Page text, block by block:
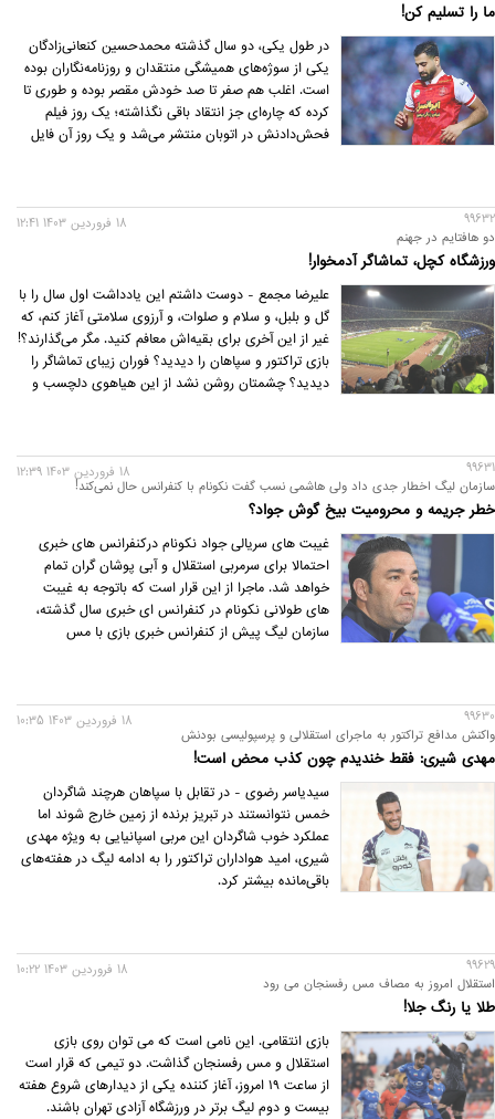
ما را تسلیم کن!
در طول یکی، دو سال گذشته محمد‌حسین کنعانی‌زادگان
یکی از سوژه‌های همیشگی منتقدان و روزنامه‌نگاران بوده
است. اغلب هم صفر تا صد خودش مقصر بوده و طوری تا
کرده که چاره‌ای جز انتقاد باقی نگذاشته؛ یک روز فیلم
فحش‌دادنش در اتوبان منتشر می‌شد و یک روز آن فایل
کنعانی کمی تغییر رویه داده؛ در زمین نرمال‌تر است و
99632
دو هافتایم در جهنم
ورزشگاه کچل، تماشاگر آدمخوار!
18 فروردين 1403 12:41
علیرضا مجمع - دوست داشتم این یادداشت اول سال را با
گل و بلبل، و سلام و صلوات، و آرزوی سلامتی آغاز کنم، که
غیر از این آخری برای بقیه‌اش معافم کنید. مگر می‌گذارند؟!
بازی تراکتور و سپاهان را دیدید؟ فوران زیبای تماشاگر را
دیدید؟ چشمتان روشن نشد از این هیاهوی دلچسب و
99631
سازمان لیگ اخطار جدی داد ولی هاشمی نسب گفت نکونام با کنفرانس حال نمی‌کند!
خطر جریمه و محرومیت بیخ گوش جواد؟
18 فروردين 1403 12:39
غیبت های سریالی جواد نکونام درکنفرانس های خبری
احتمالا برای سرمربی استقلال و آبی پوشان گران تمام
خواهد شد. ماجرا از این قرار است که باتوجه به غیبت
های طولانی نکونام در کنفرانس ای خبری سال گذشته،
سازمان لیگ پیش از کنفرانس خبری بازی با مس
جریمه و محرومیت مواجه خواهد شد.
99630
واکنش مدافع تراکتور به ماجرای استقلالی و پرسپولیسی بودنش
مهدی شیری: فقط خندیدم چون کذب محض است!
18 فروردين 1403 10:35
سیدیاسر رضوی - در تقابل با سپاهان هرچند شاگردان
خمس نتوانستند در تبریز برنده از زمین خارج شوند اما
عملکرد خوب شاگردان این مربی اسپانیایی به ویژه مهدی
شیری، امید هواداران تراکتور را به ادامه لیگ در هفته‌های
باقی‌مانده بیشتر کرد.
99629
استقلال امروز به مصاف مس رفسنجان می رود
طلا یا رنگ جلا!
18 فروردين 1403 10:22
بازی انتقامی. این نامی است که می توان روی بازی
استقلال و مس رفسنجان گذاشت. دو تیمی که قرار است
از ساعت 19 امروز، آغاز کننده یکی از دیدارهای شروع هفته
بیست و دوم لیگ برتر در ورزشگاه آزادی تهران باشند.